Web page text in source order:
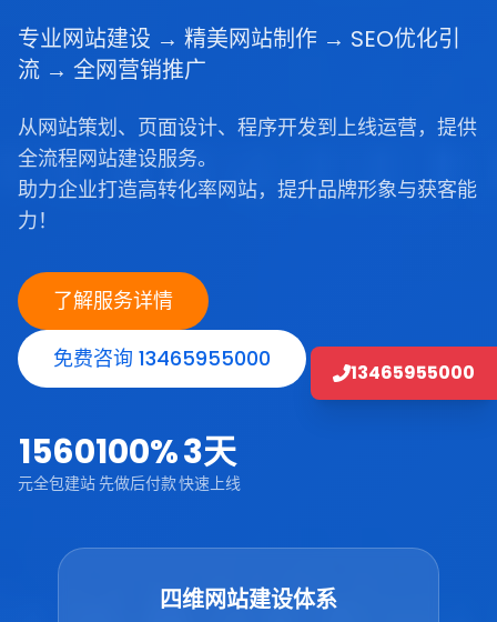
专业网站建设 → 精美网站制作 → SEO优化引
流 → 全网营销推广
从网站策划、页面设计、程序开发到上线运营，提供
全流程网站建设服务。
助力企业打造高转化率网站，提升品牌形象与获客能
力！
了解服务详情
免费咨询 13465955000
1560
元全包建站
100%
先做后付款
3天
快速上线
四维网站建设体系
13465955000